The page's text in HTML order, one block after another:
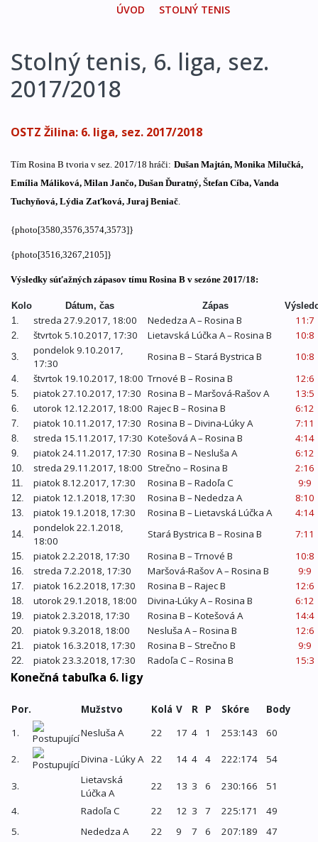
ÚVOD STOLNÝ TENIS
Stolný tenis, 6. liga, sez.
2017/2018
OSTZ Žilina: 6. liga, sez. 2017/2018
Tím Rosina B tvoria v sez. 2017/18 hráči: Dušan Majtán, Monika Milučká,
Emília Máliková, Milan Jančo, Dušan Ďuratný, Štefan Cíba, Vanda
Tuchyňová, Lýdia Zaťková, Juraj Beniač.
{photo[3580,3576,3574,3573]}
{photo[3516,3267,2105]}
Výsledky súťažných zápasov tímu Rosina B v sezóne 2017/18:
Kolo Dátum, čas Zápas
1.
streda 27.9.2017, 18:00 Nededza A – Rosina B 11:7
2. štvrtok 5.10.2017, 17:30 Lietavská Lúčka A – Rosina B 10:8
3.
pondelok 9.10.2017,
17:30
Rosina B – Stará Bystrica B 10:8
4. štvrtok 19.10.2017, 18:00 Trnové B – Rosina B 12:6
5. piatok 27.10.2017, 17:30 Rosina B – Maršová-Rašov A 13:5
6. utorok 12.12.2017, 18:00 Rajec B – Rosina B 6:12
7. piatok 10.11.2017, 17:30 Rosina B – Divina-Lúky A 7:11
8. streda 15.11.2017, 17:30 Kotešová A – Rosina B 4:14
9. piatok 24.11.2017, 17:30 Rosina B – Nesluša A 6:12
10. streda 29.11.2017, 18:00 Strečno – Rosina B 2:16
11. piatok 8.12.2017, 17:30 Rosina B – Radoľa C 9:9
12. piatok 12.1.2018, 17:30 Rosina B – Nededza A 8:10
13. piatok 19.1.2018, 17:30 Rosina B – Lietavská Lúčka A 4:14
14.
pondelok 22.1.2018,
18:00
Stará Bystrica B – Rosina B 7:11
15. piatok 2.2.2018, 17:30 Rosina B – Trnové B 10:8
16. streda 7.2.2018, 17:30 Maršová-Rašov A – Rosina B 9:9
17. piatok 16.2.2018, 17:30 Rosina B – Rajec B 12:6
18. utorok 29.1.2018, 18:00 Divina-Lúky A – Rosina B 6:12
19. piatok 2.3.2018, 17:30 Rosina B – Kotešová A 14:4
20. piatok 9.3.2018, 18:00 Nesluša A – Rosina B 12:6
21. piatok 16.3.2018, 17:30 Rosina B – Strečno B 9:9
22. piatok 23.3.2018, 17:30 Radoľa C – Rosina B 15:3
Konečná tabuľka 6. ligy
Por. Mužstvo Kolá V R P Skóre
Body
1.
Nesluša A 22 17 4 1 253:143 60
2. Divina - Lúky A 22 14 4 4 222:174 54
3.
Lietavská
Lúčka A
22 13 3 6 230:166
51
4.
Radoľa C 22 12 3 7 225:171
49
5.
Nededza A 22 9 7 6 207:189
47